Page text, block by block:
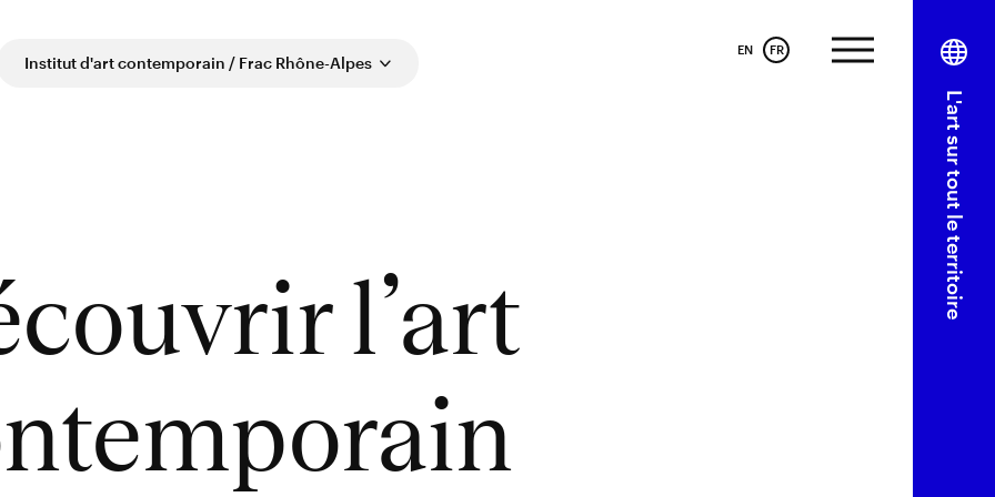
EN FR
Institut d'art contemporain / Frac Rhône-Alpes
l’art
L'art sur tout le territoire